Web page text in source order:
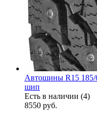
Автошины R15 185/
шип
Есть в наличии (4)
8550 руб.